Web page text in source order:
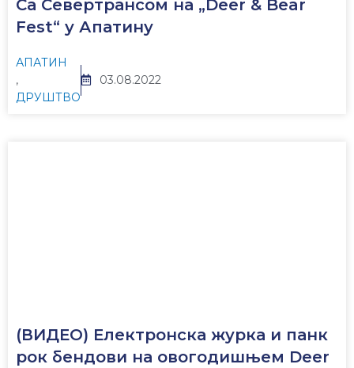
Са Севертрансом на „Deer & Bear
Fest“ у Апатину
АПАТИН
,
ДРУШТВО
03.08.2022
(ВИДЕО) Електронска журка и панк
рок бендови на овогодишњем Deer